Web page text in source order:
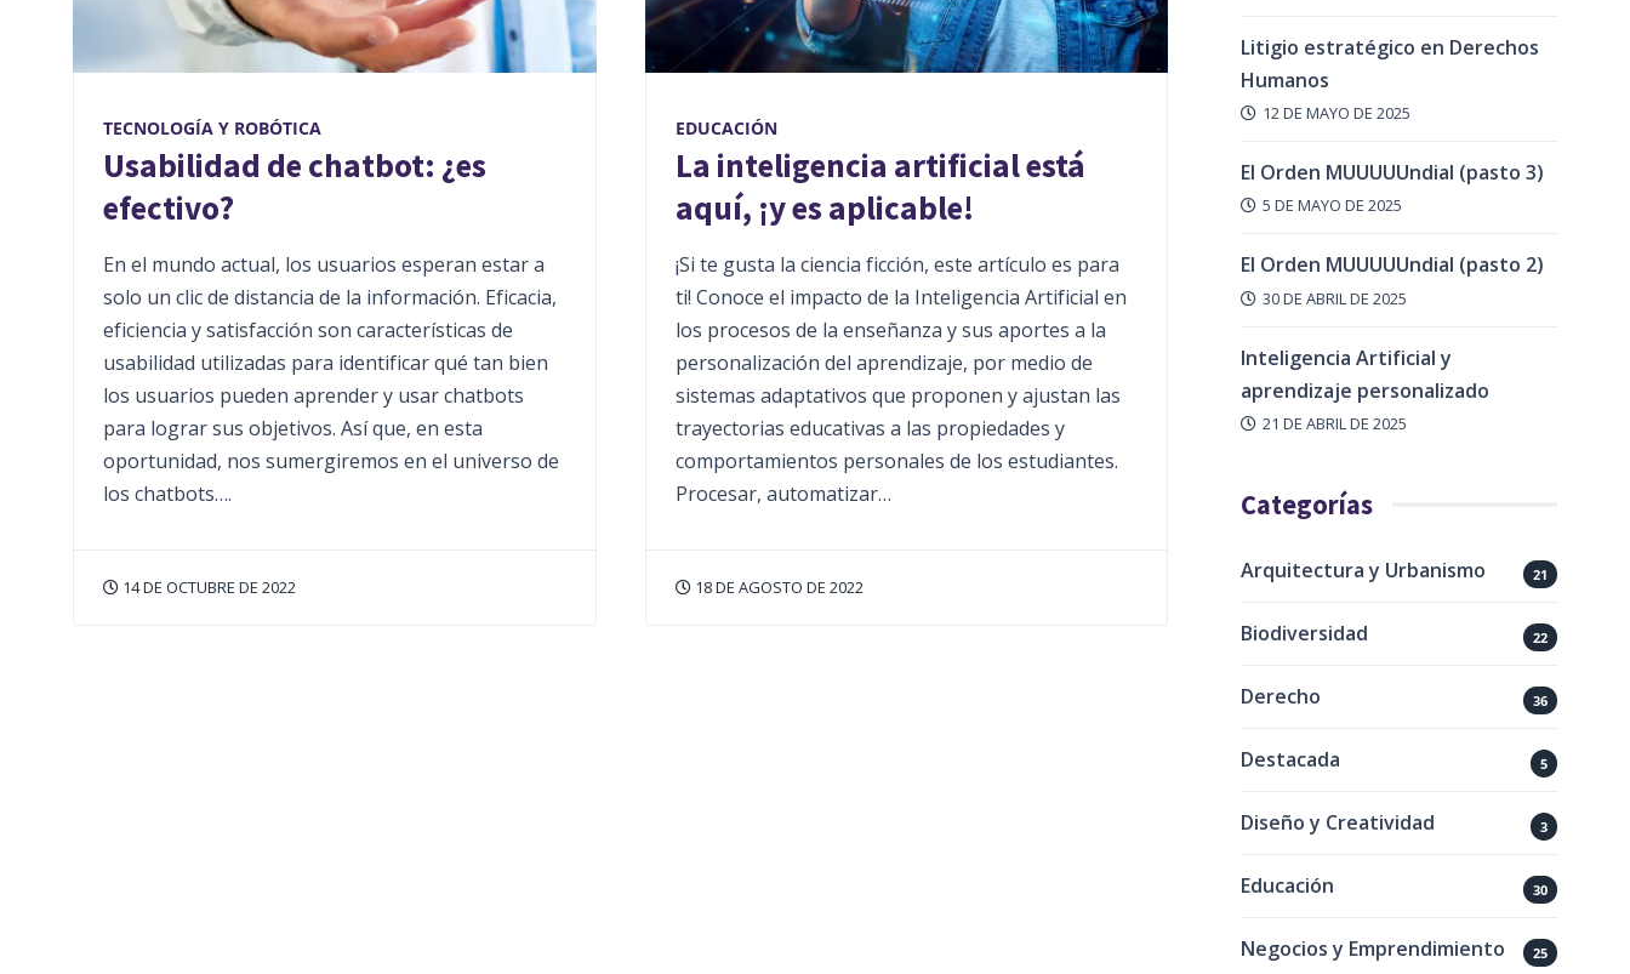
TECNOLOGÍA Y ROBÓTICA
Usabilidad de chatbot: ¿es
efectivo?
En el mundo actual, los usuarios esperan estar a
solo un clic de distancia de la información. Eficacia,
eficiencia y satisfacción son características de
usabilidad utilizadas para identificar qué tan bien
los usuarios pueden aprender y usar chatbots
para lograr sus objetivos. Así que, en esta
oportunidad, nos sumergiremos en el universo de
los chatbots….
14 DE OCTUBRE DE 2022
EDUCACIÓN
La inteligencia artificial está
aquí, ¡y es aplicable!
¡Si te gusta la ciencia ficción, este artículo es para
ti! Conoce el impacto de la Inteligencia Artificial en
los procesos de la enseñanza y sus aportes a la
personalización del aprendizaje, por medio de
sistemas adaptativos que proponen y ajustan las
trayectorias educativas a las propiedades y
comportamientos personales de los estudiantes.
Procesar, automatizar…
18 DE AGOSTO DE 2022
Litigio estratégico en Derechos
Humanos
12 DE MAYO DE 2025
El Orden MUUUUUndial (pasto 3)
5 DE MAYO DE 2025
El Orden MUUUUUndial (pasto 2)
30 DE ABRIL DE 2025
Inteligencia Artificial y
aprendizaje personalizado
21 DE ABRIL DE 2025
Categorías
Arquitectura y Urbanismo 21
Biodiversidad 22
Derecho 36
Destacada 5
Diseño y Creatividad 3
Educación 30
Negocios y Emprendimiento 25